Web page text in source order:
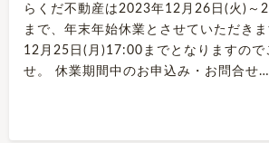
らくだ不動産は2023年12月26日(火)～
まで、年末年始休業とさせていただき
12月25日(月)17:00までとなりますので
せ。 休業期間中のお申込み・お問合せ…